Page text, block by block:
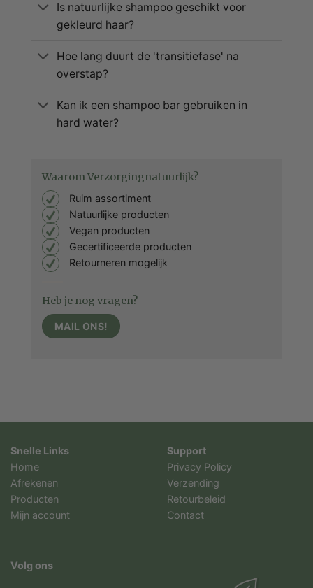
Is natuurlijke shampoo geschikt voor
gekleurd haar?
Hoe lang duurt de 'transitiefase' na
overstap?
Kan ik een shampoo bar gebruiken in
hard water?
Waarom Verzorgingnatuurlijk?
Ruim assortiment
Natuurlijke producten
Vegan producten
Gecertificeerde producten
Retourneren mogelijk
Heb je nog vragen?
MAIL ONS!
Snelle Links
Home
Afrekenen
Producten
Mijn account
Support
Privacy Policy
Verzending
Retourbeleid
Contact
Volg ons